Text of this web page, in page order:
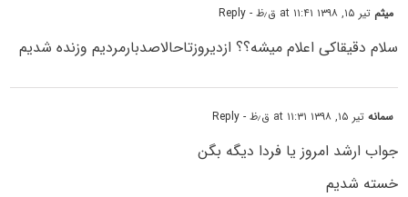
میثم تیر ۱۵, ۱۳۹۸ at ۱۱:۴۱ ق٫ظ - Reply
سلام دقیقاکی اعلام میشه؟؟ ازدیروزتاحالاصدبارمردیم وزنده شدیم
سمانهتیر ۱۵, ۱۳۹۸ at ۱۱:۳۱ ق٫ظ - Reply
جواب ارشد امروز یا فردا دیگه بگن
خسته شدیم